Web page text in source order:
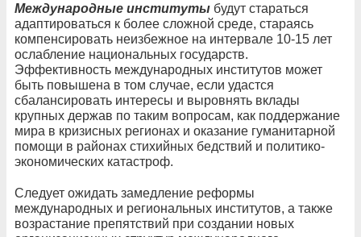
Международные институты будут стараться
адаптироваться к более сложной среде, стараясь
компенсировать неизбежное на интервале 10-15 лет
ослабление национальных государств.
Эффективность международных институтов может
быть повышена в том случае, если удастся
сбалансировать интересы и выровнять вклады
крупных держав по таким вопросам, как поддержание
мира в кризисных регионах и оказание гуманитарной
помощи в районах стихийных бедствий и политико-
экономических катастроф.
Следует ожидать замедление реформы
международных и региональных институтов, а также
возрастание препятствий при создании новых